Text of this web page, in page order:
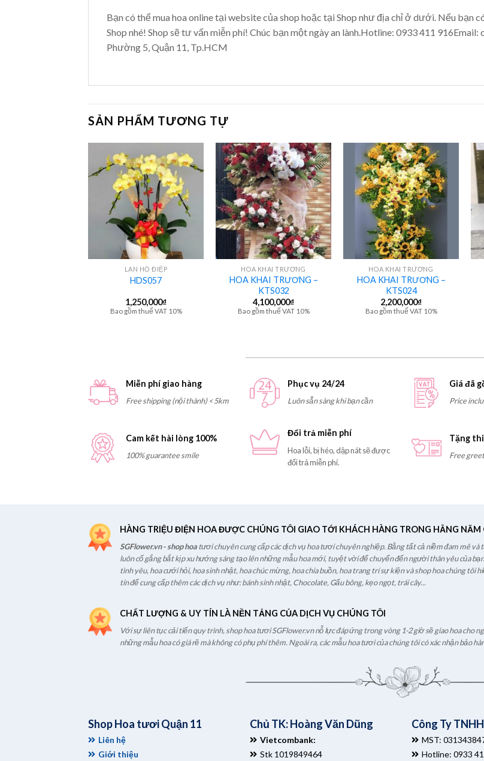
Bạn có thể mua hoa online tại website của shop hoặc tại Shop như địa chỉ ở dưới. Nếu bạn
Shop nhé! Shop sẽ tư vấn miễn phí! Chúc bạn một ngày an lành.Hotline: 0933 411 916Email:
Phường 5, Quận 11, Tp.HCM
SẢN PHẨM TƯƠNG TỰ
LAN HỒ ĐIỆP
HDS057
1,250,000₫
Bao gồm thuế VAT 10%
HOA KHAI TRƯƠNG
HOA KHAI TRƯƠNG –
KTS032
4,100,000₫
Bao gồm thuế VAT 10%
HOA KHAI TRƯƠNG
HOA KHAI TRƯƠNG –
KTS024
2,200,000₫
Bao gồm thuế VAT 10%
Miễn phí giao hàng
Free shipping (nội thành) < 5km
Phục vụ 24/24
Luôn sẵn sàng khi bạn cần
Giá đã
Price
Cam kết hài lòng 100%
100% guarantee smile
Đổi trả miễn phí
Hoa lỗi, bị héo, dập nát sẽ được
đổi trả miễn phí.
Tặng
Free
HÀNG TRIỆU ĐIỆN HOA ĐƯỢC CHÚNG TÔI GIAO TỚI KHÁCH HÀNG TRONG HẰNG NĂM
SGFlower.vn - shop hoatươi chuyên cung cấp các dịch vụ hoa tươi chuyên nghiệp. Bằng tất cả niềm đam mê
luôn cố gắng bắt kịp xu hướng sáng tạo lên những mẫu hoa mới, tuyệt vời để chuyển đến người thân yêu của
tình yêu, hoa cưới hỏi, hoa sinh nhật, hoa chúc mừng, hoa chia buồn, hoa trang trí sự kiện và shop hoa chúng tôi
tín để cung cấp thêm các dịch vụ như: bánh sinh nhật, Chocolate, Gấu bông, kẹo ngọt, trái cây...
CHẤT LƯỢNG & UY TÍN LÀ NỀN TẢNG CỦA DỊCH VỤ CHÚNG TÔI
Với sự liên tục cải tiến quy trình, shop hoa tươi SGFlower.vn nỗ lực đáp ứng trong vòng 1-2 giờ sẽ giao hoa cho
những mẫu hoa có giá rẽ mà không có phụ phí thêm. Ngoài ra, các mẫu hoa tươi của chúng tôi có xác nhận bảo
Shop Hoa tươi Quận 11
Liên hệ
Giới thiệu
Chủ TK: Hoàng Văn Dũng
Vietcombank:
Stk 1019849464
Công Ty
MST:
Hotline: 0933